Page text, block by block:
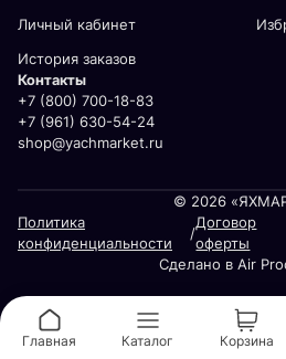
Личный кабинет
История заказов
Контакты
+7 (800) 700-18-83
+7 (961) 630-54-24
shop@yachmarket.ru
© 2026
Политика
конфиденциальности
/
Договор
оферты
Сделано в Air
Главная Каталог Корзина